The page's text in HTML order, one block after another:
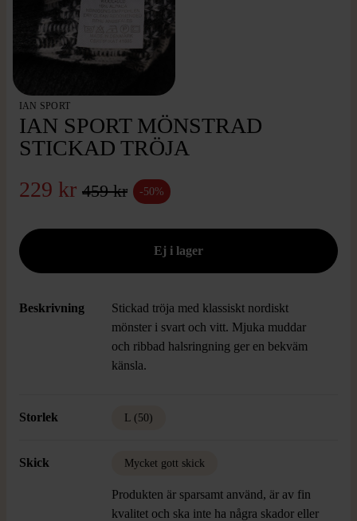
IAN SPORT
IAN SPORT MÖNSTRAD
STICKAD TRÖJA
229 kr 459 kr -50%
Beskrivning
Stickad tröja med klassiskt nordiskt
mönster i svart och vitt. Mjuka muddar
och ribbad halsringning ger en bekväm
känsla.
Storlek L (50)
Skick Mycket gott skick
Produkten är sparsamt använd, är av fin
kvalitet och ska inte ha några skador eller